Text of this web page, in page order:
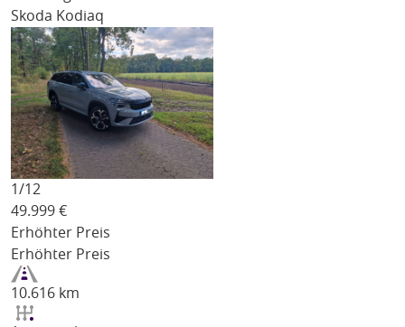
Skoda Kodiaq
1/12
49.999 €
Erhöhter Preis
Erhöhter Preis
10.616 km